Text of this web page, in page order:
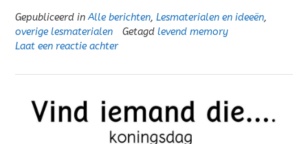
Gepubliceerd inAlle berichten, Lesmaterialen en ideeën,
overige lesmaterialen
Getagd levend memory
Laat een reactie achter